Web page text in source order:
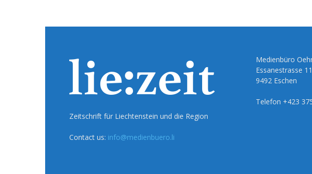
Zeitschrift für Liechtenstein und die Region
Contact us: info@medienbuero.li
Medienbüro
Essanestrasse
9492 Eschen
Telefon +423